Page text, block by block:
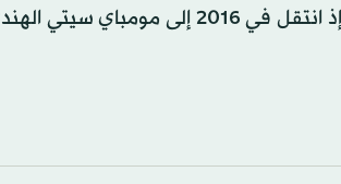
مجدداً في الموسم المقبل، وذلك بعد عامين من الغياب تقريباً عن الملاعب، إذ انتقل في